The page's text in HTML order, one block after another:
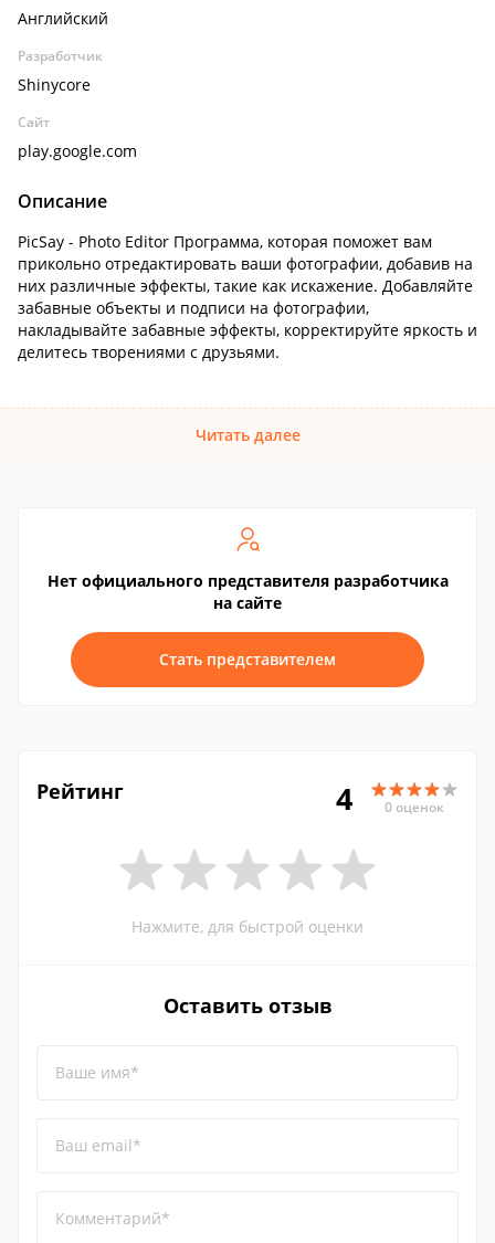
Английский
Разработчик
Shinycore
Сайт
play.google.com
Описание
PicSay - Photo Editor Программа, которая поможет вам
прикольно отредактировать ваши фотографии, добавив на
них различные эффекты, такие как искажение. Добавляйте
забавные объекты и подписи на фотографии,
накладывайте забавные эффекты, корректируйте яркость и
делитесь творениями с друзьями.
Читать далее
Нет официального представителя разработчика
на сайте
Стать представителем
Рейтинг 4 0 оценок
Нажмите, для быстрой оценки
Оставить отзыв
Ваше имя*
Ваш email*
Комментарий*